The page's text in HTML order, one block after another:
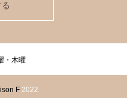
・木曜
F2022